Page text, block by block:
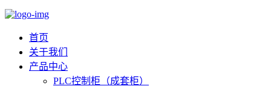
首页
关于我们
产品中心
PLC控制柜（成套柜）